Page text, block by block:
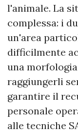
l'animale. La
complessa: i
un'area
difficilmente
una
raggiungerli
garantire il
personale
alle tecniche